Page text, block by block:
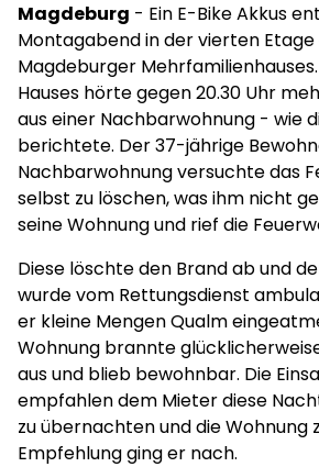
Magdeburg - Ein E-Bike Akkus
Montagabend in der vierten Etage
Magdeburger
Hauses hörte gegen 20.30 Uhr
aus einer Nachbarwohnung - wie
berichtete. Der 37-jährige
Nachbarwohnung versuchte das
selbst zu löschen, was ihm nicht
seine Wohnung und rief die
Diese löschte den Brand ab und
wurde vom Rettungsdienst
er kleine Mengen Qualm
Wohnung brannte
aus und blieb bewohnbar. Die
empfahlen dem Mieter diese
zu übernachten und die Wohnung
Empfehlung ging er nach.